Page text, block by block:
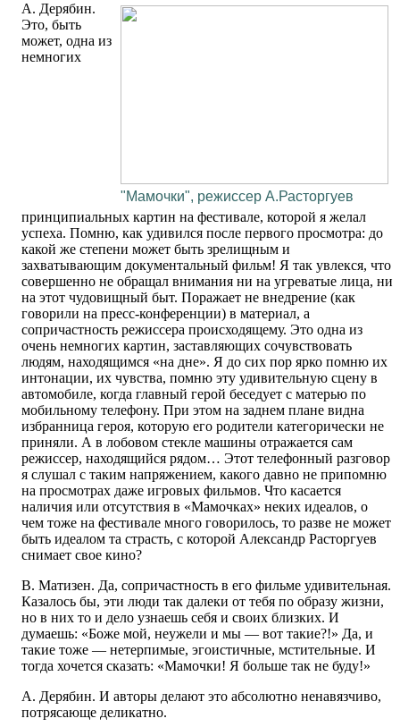
"Мамочки", режиссер А.Расторгуев
А. Дерябин.
Это, быть
может, одна из
немногих
принципиальных картин на фестивале, которой я желал
успеха. Помню, как удивился после первого просмотра: до
какой же степени может быть зрелищным и
захватывающим документальный фильм! Я так увлекся, что
совершенно не обращал внимания ни на угреватые лица, ни
на этот чудовищный быт. Поражает не внедрение (как
говорили на пресс-конференции) в материал, а
сопричастность режиссера происходящему. Это одна из
очень немногих картин, заставляющих сочувствовать
людям, находящимся «на дне». Я до сих пор ярко помню их
интонации, их чувства, помню эту удивительную сцену в
автомобиле, когда главный герой беседует с матерью по
мобильному телефону. При этом на заднем плане видна
избранница героя, которую его родители категорически не
приняли. А в лобовом стекле машины отражается сам
режиссер, находящийся рядом… Этот телефонный разговор
я слушал с таким напряжением, какого давно не припомню
на просмотрах даже игровых фильмов. Что касается
наличия или отсутствия в «Мамочках» неких идеалов, о
чем тоже на фестивале много говорилось, то разве не может
быть идеалом та страсть, с которой Александр Расторгуев
снимает свое кино?
В. Матизен. Да, сопричастность в его фильме удивительная.
Казалось бы, эти люди так далеки от тебя по образу жизни,
но в них то и дело узнаешь себя и своих близких. И
думаешь: «Боже мой, неужели и мы — вот такие?!» Да, и
такие тоже — нетерпимые, эгоистичные, мстительные. И
тогда хочется сказать: «Мамочки! Я больше так не буду!»
А. Дерябин. И авторы делают это абсолютно ненавязчиво,
потрясающе деликатно.